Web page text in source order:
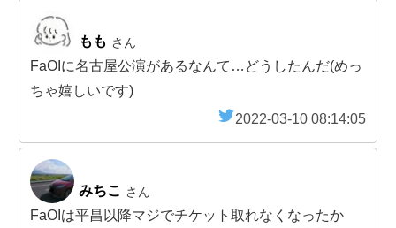
もも さん
FaOIに名古屋公演があるなんて…どうしたんだ(めっ
ちゃ嬉しいです)
2022-03-10 08:14:05
みちこ さん
FaOIは平昌以降マジでチケット取れなくなったか